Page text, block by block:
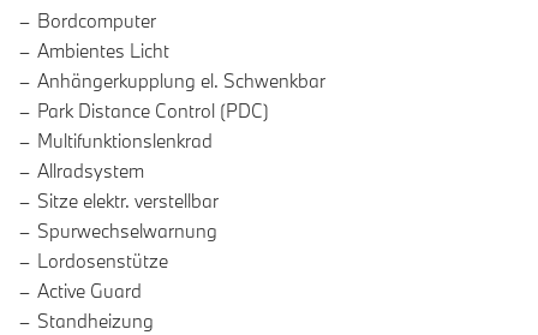
Bordcomputer
Ambientes Licht
Anhängerkupplung el. Schwenkbar
Park Distance Control (PDC)
Multifunktionslenkrad
Allradsystem
Sitze elektr. verstellbar
Spurwechselwarnung
Lordosenstütze
Active Guard
Standheizung